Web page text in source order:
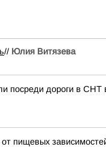
// Юлия Витязева
посреди дороги в СНТ
пищевых